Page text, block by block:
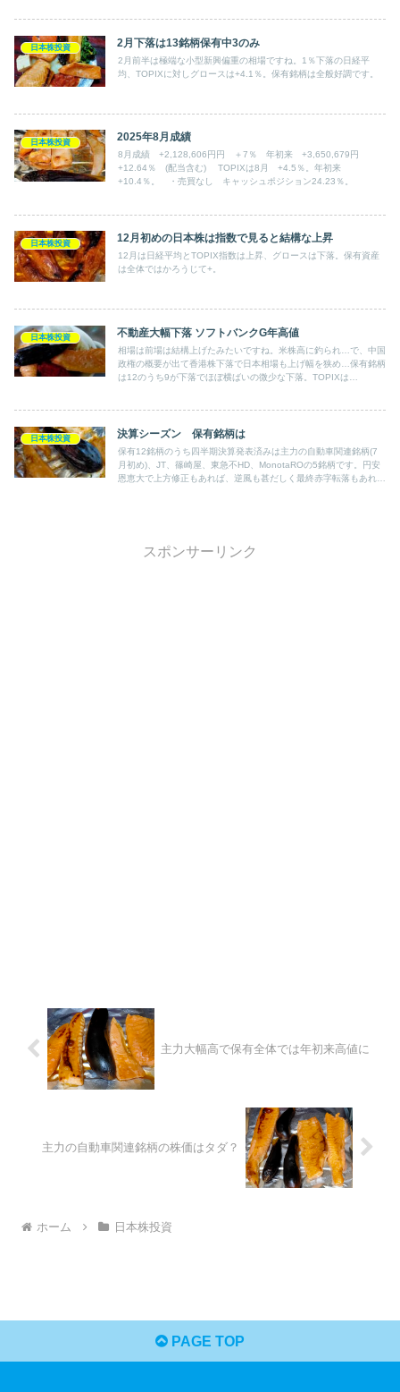
日本株投資 2月下落は13銘柄保有中3のみ
2月前半は極端な小型新興偏重の相場ですね。1％下落の日経平
均、TOPIXに対しグロースは+4.1％。保有銘柄は全般好調です。
日本株投資 2025年8月成績
8月成績 +2,128,606円円 ＋7％ 年初来 +3,650,679円
+12.64％ (配当含む) TOPIXは8月 +4.5％。年初来
+10.4％。 ・売買なし キャッシュポジション24.23％。
日本株投資 12月初めの日本株は指数で見ると結構な上昇
12月は日経平均とTOPIX指数は上昇、グロースは下落。保有資産
は全体ではかろうじて+。
日本株投資 不動産大幅下落 ソフトバンクG年高値
相場は前場は結構上げたみたいですね。米株高に釣られ…で、中国
政権の概要が出て香港株下落で日本相場も上げ幅を狭め…保有銘柄
は12のうち9が下落でほぼ横ばいの微少な下落。TOPIXは
日本株投資 決算シーズン 保有銘柄は
保有12銘柄のうち四半期決算発表済みは主力の自動車関連銘柄(7
月初め)、JT、篠崎屋、東急不HD、MonotaROの5銘柄です。円安
恩恵大で上方修正もあれば、逆風も甚だしく最終赤字転落もあれ
スポンサーリンク
主力大幅高で保有全体では年初来高値に
主力の自動車関連銘柄の株価はタダ？
ホーム 日本株投資
PAGE TOP